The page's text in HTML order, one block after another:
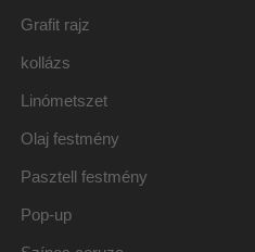
Grafit rajz
kollázs
Linómetszet
Olaj festmény
Pasztell festmény
Pop-up